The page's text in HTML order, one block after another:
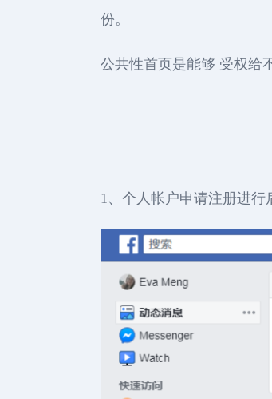
份。
公共性首页是能够 受权给
1、个人帐户申请注册进行